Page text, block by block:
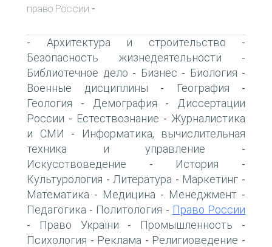
право России -
- Архитектура и строительство -
Безопасность жизнедеятельности -
Библиотечное дело - Бизнес - Биология -
Военные дисциплины - География -
Геология - Демография -
Диссертации
России - Естествознание - Журналистика
и СМИ -
Информатика, вычислительная
техника и управление -
Искусствоведение - История -
Культурология - Литература - Маркетинг -
Математика - Медицина - Менеджмент -
Педагогика - Политология - Право России
- Право України - Промышленность -
Психология - Реклама - Религиоведение -